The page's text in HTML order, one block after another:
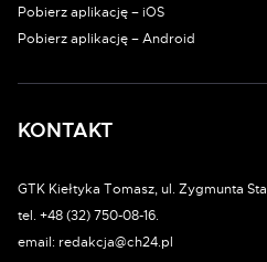
Pobierz aplikację – iOS
Pobierz aplikację – Android
KONTAKT
GTK Kiełtyka Tomasz, ul. Zygmunta
tel. +48 (32) 750-08-16.
email: redakcja@ch24.pl